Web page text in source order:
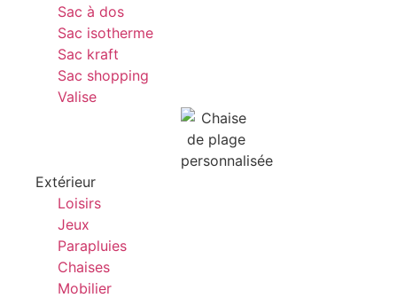
Sac à dos
Sac isotherme
Sac kraft
Sac shopping
Valise
Extérieur
Loisirs
Jeux
Parapluies
Chaises
Mobilier